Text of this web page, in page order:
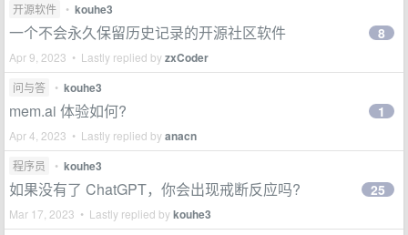
开源软件 • kouhe3
一个不会永久保留历史记录的开源社区软件
Apr 9, 2023 • Lastly replied byzxCoder
8
问与答 • kouhe3
mem.ai 体验如何?
Apr 4, 2023 • Lastly replied byanacn
1
程序员 • kouhe3
如果没有了 ChatGPT，你会出现戒断反应吗?
Mar 17, 2023 • Lastly replied bykouhe3
25